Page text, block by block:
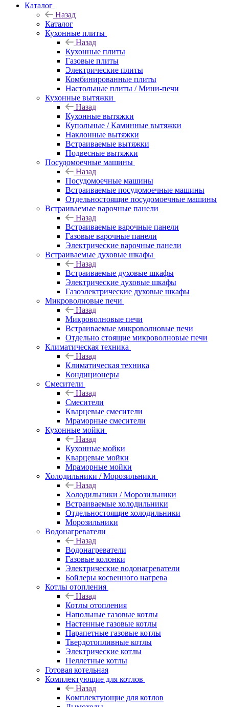
Каталог
Назад
Каталог
Кухонные плиты
Назад
Кухонные плиты
Газовые плиты
Электрические плиты
Комбинированные плиты
Настольные плиты / Мини-печи
Кухонные вытяжки
Назад
Кухонные вытяжки
Купольные / Каминные вытяжки
Наклонные вытяжки
Встраиваемые вытяжки
Подвесные вытяжки
Посудомоечные машины
Назад
Посудомоечные машины
Встраиваемые посудомоечные машины
Отдельностоящие посудомоечные машины
Встраиваемые варочные панели
Назад
Встраиваемые варочные панели
Газовые варочные панели
Электрические варочные панели
Встраиваемые духовые шкафы
Назад
Встраиваемые духовые шкафы
Электрические духовые шкафы
Газоэлектрические духовые шкафы
Микроволновые печи
Назад
Микроволновые печи
Встраиваемые микроволновые печи
Отдельно стоящие микроволновые печи
Климатическая техника
Назад
Климатическая техника
Кондиционеры
Смесители
Назад
Смесители
Кварцевые смесители
Мраморные смесители
Кухонные мойки
Назад
Кухонные мойки
Кварцевые мойки
Мраморные мойки
Холодильники / Морозильники
Назад
Холодильники / Морозильники
Встраиваемые холодильники
Отдельностоящие холодильники
Морозильники
Водонагреватели
Назад
Водонагреватели
Газовые колонки
Электрические водонагреватели
Бойлеры косвенного нагрева
Котлы отопления
Назад
Котлы отопления
Напольные газовые котлы
Настенные газовые котлы
Парапетные газовые котлы
Твердотопливные котлы
Электрические котлы
Пеллетные котлы
Готовая котельная
Комплектующие для котлов
Назад
Комплектующие для котлов